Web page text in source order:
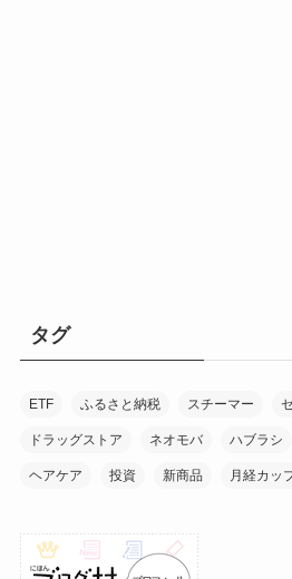
タグ
ETF ふるさと納税 スチーマー
ドラッグストア ネオモバ ハブラシ
ヘアケア 投資 新商品 月経カッ